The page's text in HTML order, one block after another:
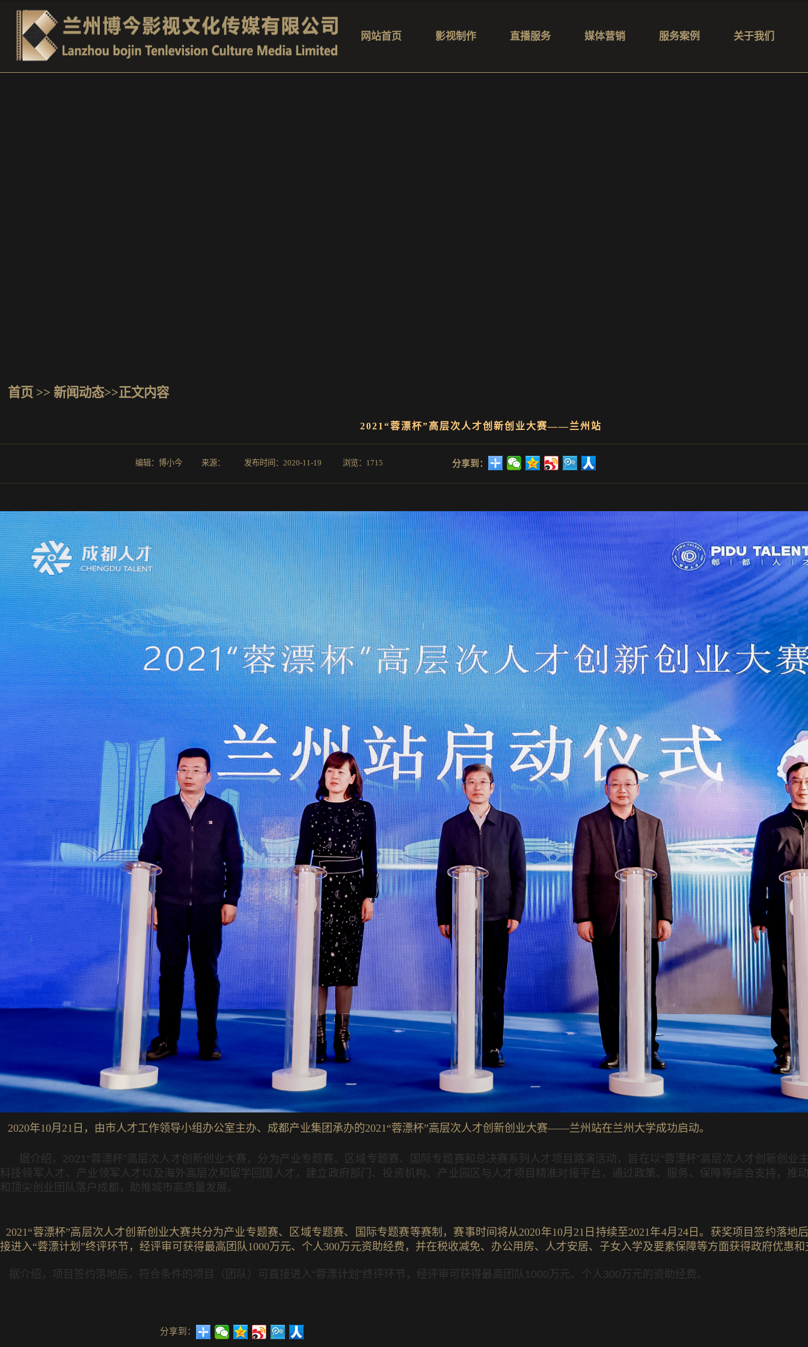
网站首页 影视制作 直播服务 媒体营销 服务案例 关于我们
首页 >> 新闻动态>>正文内容
2021“蓉漂杯”高层次人才创新创业大赛——兰州站
编辑：博小今 来源： 发布时间：2020-11-19 浏览：1715 分享到：
2020年10月21日，由市人才工作领导小组办公室主办、成都产业集团承办的2021“蓉漂杯”高层次人才创新创业大赛——兰州站在兰州大学成功启动。
据介绍， 2021“ 蓉漂杯”高层次人才创新创业大赛，分为产业专题赛、区域专题赛、国际专题赛和总决赛系列人才项目路演活动，旨在以“蓉漂杯”高层次人才创新创业
科技领军人才、产业领军人才以及海外高层次和留学回国人才，建立政府部门、投资机构、产业园区与人才项目精准对接平台，通过政策、服务、保障等综合支持，推
和顶尖创业团队落户成都，助推城市高质量发展。
2021“蓉漂杯”高层次人才创新创业大赛共分为产业专题赛、区域专题赛、国际专题赛等赛制，赛事时间将从2020年10月21日持续至2021年4月24日。获奖项目签约落地
接进入“蓉漂计划”终评环节，经评审可获得最高团队1000万元、个人300万元资助经费，并在税收减免、办公用房、人才安居、子女入学及要素保障等方面获得政府优惠和
据介绍，项目签约落地后，符合条件的项目（团队）可直接进入“蓉漂计划 ”终评环节，经评审可获得最高团队 1000 万元、个人300 万元的资助经费。
分享到：